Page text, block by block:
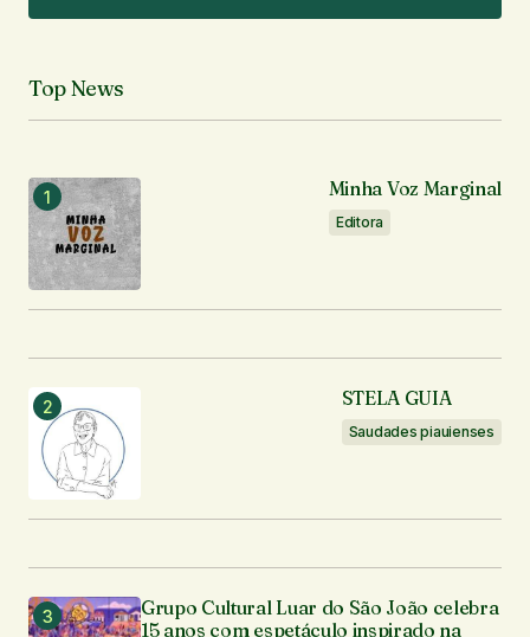
Adicionar um comentário
O seu endereço de e-mail não será publicado.
Comentário
Seu nome*
Seu e-mail
Enviar comentário
Top News
Minha Voz Marginal
Editora
STELA GUIA
Saudades piauienses
Grupo Cultural Luar do São João celebra
15 anos com espetáculo inspirado na